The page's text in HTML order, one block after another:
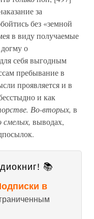
за
без «земной
в виду получаемые
о
себя выгодным
пребывание в
проявляется и в
и как
Во-вторых, в
смелых, выводах,
📚
в